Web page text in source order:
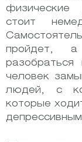
физические
стоит
пройдет,
человек
людей, с
которые